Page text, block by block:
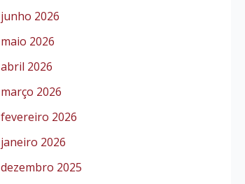
junho 2026
maio 2026
abril 2026
março 2026
fevereiro 2026
janeiro 2026
dezembro 2025